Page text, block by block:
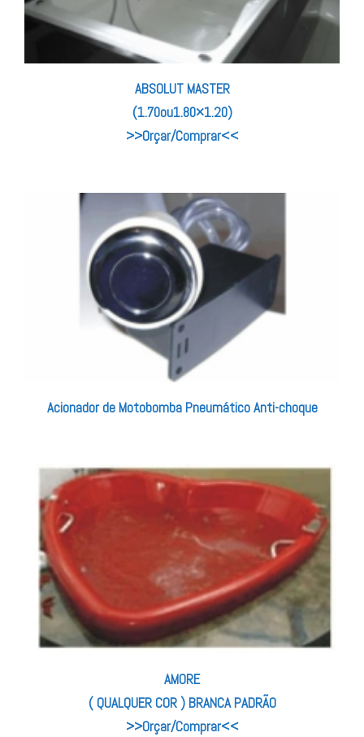
ABSOLUT MASTER
(1.70ou1.80×1.20)
>>Orçar/Comprar<<
Acionador de Motobomba Pneumático Anti-choque
AMORE
( QUALQUER COR ) BRANCA PADRÃO
>>Orçar/Comprar<<